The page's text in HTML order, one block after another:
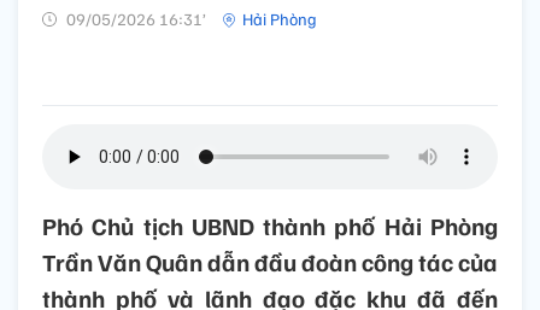
09/05/2026 16:31’ Hải Phòng
Phó Chủ tịch UBND thành phố Hải Phòng
Trần Văn Quân dẫn đầu đoàn công tác của
thành phố và lãnh đạo đặc khu đã đến